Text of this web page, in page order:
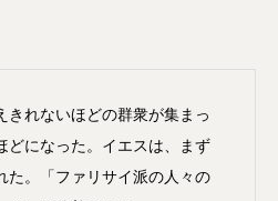
きれないほどの群衆が集まっ
どになった。イエスは、まず
た。「ファリサイ派の人々の